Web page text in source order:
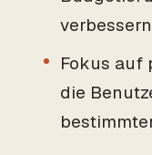
Fokus auf
die